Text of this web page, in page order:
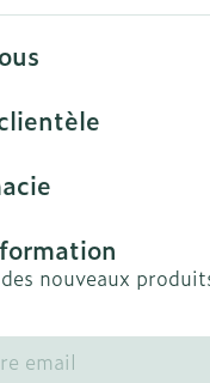
nouveaux